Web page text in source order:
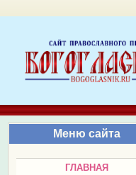
Меню сайта
ГЛАВНАЯ